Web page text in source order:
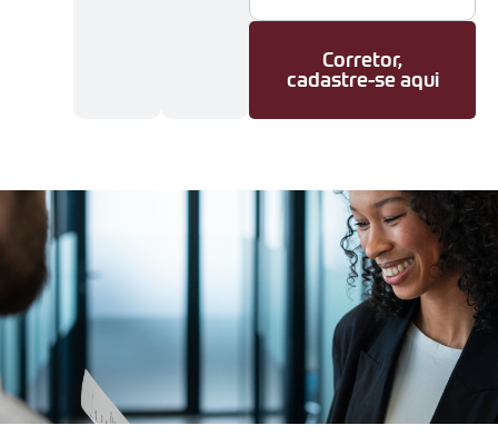
Corretor,
cadastre-se aqui